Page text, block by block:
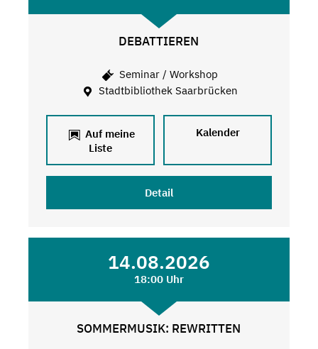
DEBATTIEREN
Seminar / Workshop
Stadtbibliothek Saarbrücken
Auf meine
Liste
Kalender
Detail
14.08.2026
18:00 Uhr
SOMMERMUSIK: REWRITTEN